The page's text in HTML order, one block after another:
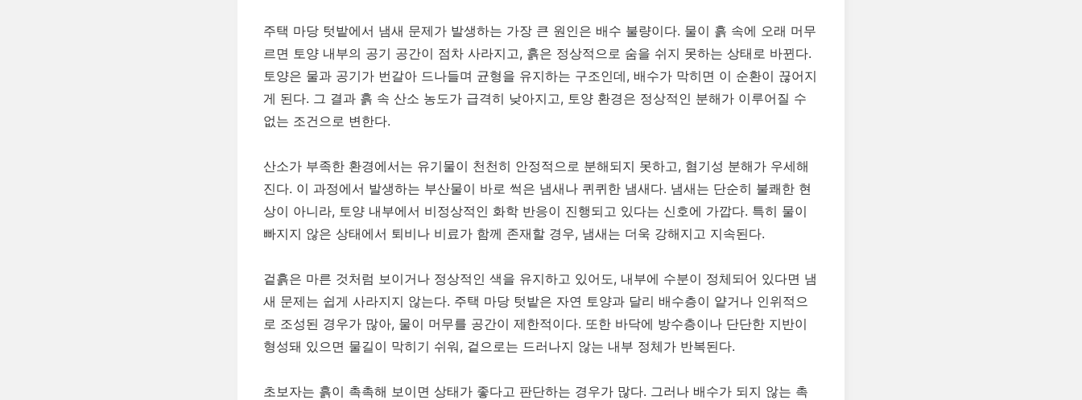
주택 마당 텃밭에서 냄새 문제가 발생하는 가장 큰 원인은 배수 불량이다. 물이 흙 속에 오래 머무
르면 토양 내부의 공기 공간이 점차 사라지고, 흙은 정상적으로 숨을 쉬지 못하는 상태로 바뀐다.
토양은 물과 공기가 번갈아 드나들며 균형을 유지하는 구조인데, 배수가 막히면 이 순환이 끊어지
게 된다. 그 결과 흙 속 산소 농도가 급격히 낮아지고, 토양 환경은 정상적인 분해가 이루어질 수
없는 조건으로 변한다.
산소가 부족한 환경에서는 유기물이 천천히 안정적으로 분해되지 못하고, 혐기성 분해가 우세해
진다. 이 과정에서 발생하는 부산물이 바로 썩은 냄새나 퀴퀴한 냄새다. 냄새는 단순히 불쾌한 현
상이 아니라, 토양 내부에서 비정상적인 화학 반응이 진행되고 있다는 신호에 가깝다. 특히 물이
빠지지 않은 상태에서 퇴비나 비료가 함께 존재할 경우, 냄새는 더욱 강해지고 지속된다.
겉흙은 마른 것처럼 보이거나 정상적인 색을 유지하고 있어도, 내부에 수분이 정체되어 있다면 냄
새 문제는 쉽게 사라지지 않는다. 주택 마당 텃밭은 자연 토양과 달리 배수층이 얕거나 인위적으
로 조성된 경우가 많아, 물이 머무를 공간이 제한적이다. 또한 바닥에 방수층이나 단단한 지반이
형성돼 있으면 물길이 막히기 쉬워, 겉으로는 드러나지 않는 내부 정체가 반복된다.
초보자는 흙이 촉촉해 보이면 상태가 좋다고 판단하는 경우가 많다. 그러나 배수가 되지 않는 촉